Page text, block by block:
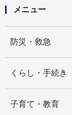
メニュー
防災・救急
くらし・手続き
子育て・教育